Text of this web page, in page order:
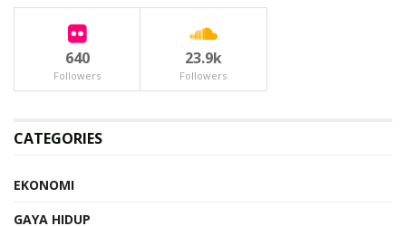
640
Followers
23.9k
Followers
CATEGORIES
EKONOMI
GAYA HIDUP